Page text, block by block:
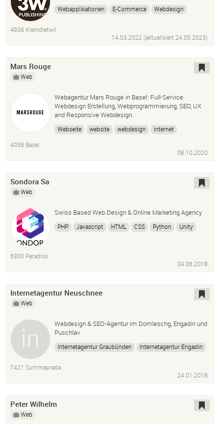
Webapplikationen E-Commerce
Webdesign
4936 Kleindietwil
14.03.2022 (aktualisiert24.05.2023)
Mars Rouge
Web
Webagentur Mars Rouge in Basel: Full-Service
Webdesign Erstellung, Webprogrammierung, SEO, UX
and Responsive Webdesign.
Webseite website webdesign
internet
4058 Basel
08.10.2020
Sondora Sa
Web
Swiss Based Web Design & Online Marketing Agency
PHP Javascript HTML CSS Python Unity
6900 Paradiso
04.06.2018
Internetagentur Neuschnee
Web
Webdesign & SEO-Agentur im Domleschg, Engadin und
Puschlav
Internetagentur Graubünden
Internetagentur Engadin
Webagentur Graubünden
7421 Summaprada
24.01.2018
Peter Wilhelm
Web